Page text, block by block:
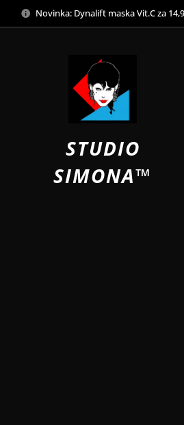
Novinka: Dynalift maska Vit.C za
STUDIO
SIMONA™